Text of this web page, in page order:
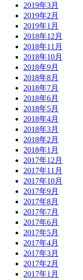
2019年3月
2019年2月
2019年1月
2018年12月
2018年11月
2018年10月
2018年9月
2018年8月
2018年7月
2018年6月
2018年5月
2018年4月
2018年3月
2018年2月
2018年1月
2017年12月
2017年11月
2017年10月
2017年9月
2017年8月
2017年7月
2017年6月
2017年5月
2017年4月
2017年3月
2017年2月
2017年1月